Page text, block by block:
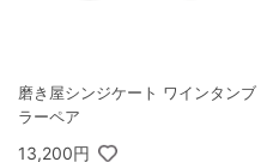
磨き屋シンジケート ワインタンブ
ラーペア
13,200円